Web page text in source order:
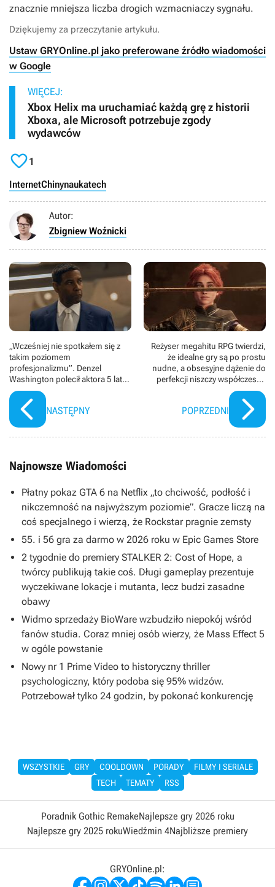
znacznie mniejsza liczba drogich wzmacniaczy sygnału.
Dziękujemy za przeczytanie artykułu.
Ustaw GRYOnline.pl jako preferowane źródło wiadomości
w Google
WIĘCEJ:
Xbox Helix ma uruchamiać każdą grę z historii
Xboxa, ale Microsoft potrzebuje zgody
wydawców
1
InternetChinynaukatech
Autor:
Zbigniew Woźnicki
„Wcześniej nie spotkałem się z
takim poziomem
profesjonalizmu”. Denzel
Washington polecił aktora 5 lat
temu do roli, która niemal
przyniosła mu Oscara
NASTĘPNY
Reżyser megahitu RPG twierdzi,
że idealne gry są po prostu
nudne, a obsesyjne dążenie do
perfekcji niszczy współczesne
produkcje
POPRZEDNI
Najnowsze Wiadomości
Płatny pokaz GTA 6 na Netflix „to chciwość, podłość i
nikczemność na najwyższym poziomie”. Gracze liczą na
coś specjalnego i wierzą, że Rockstar pragnie zemsty
55. i 56 gra za darmo w 2026 roku w Epic Games Store
2 tygodnie do premiery STALKER 2: Cost of Hope, a
twórcy publikują takie coś. Długi gameplay prezentuje
wyczekiwane lokacje i mutanta, lecz budzi zasadne
obawy
Widmo sprzedaży BioWare wzbudziło niepokój wśród
fanów studia. Coraz mniej osób wierzy, że Mass Effect 5
w ogóle powstanie
Nowy nr 1 Prime Video to historyczny thriller
psychologiczny, który podoba się 95% widzów.
Potrzebował tylko 24 godzin, by pokonać konkurencję
WSZYSTKIE GRY COOLDOWN PORADY
FILMY I SERIALE
TECH
TEMATY RSS
Poradnik Gothic RemakeNajlepsze gry 2026 roku
Najlepsze gry 2025 rokuWiedźmin 4Najbliższe premiery
GRYOnline.pl: